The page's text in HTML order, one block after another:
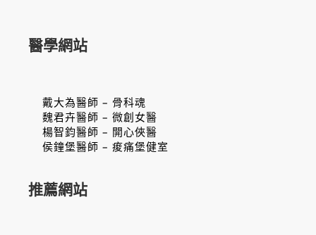
醫學網站
戴大為醫師 – 骨科魂
魏君卉醫師 – 微創女醫
楊智鈞醫師 – 開心俠醫
侯鐘堡醫師 – 痠痛堡健室
推薦網站